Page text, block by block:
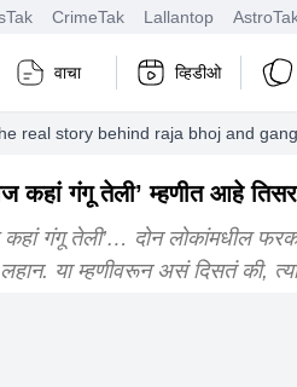
CrimeTak Lallantop
वाचा व्हिडीओ
real story behind raja bhoj and
कहां गंगू तेली’ म्हणीत आहे
कहां गंगू तेली’… दोन लोकांमधील
या म्हणीवरून असं दिसतं की,